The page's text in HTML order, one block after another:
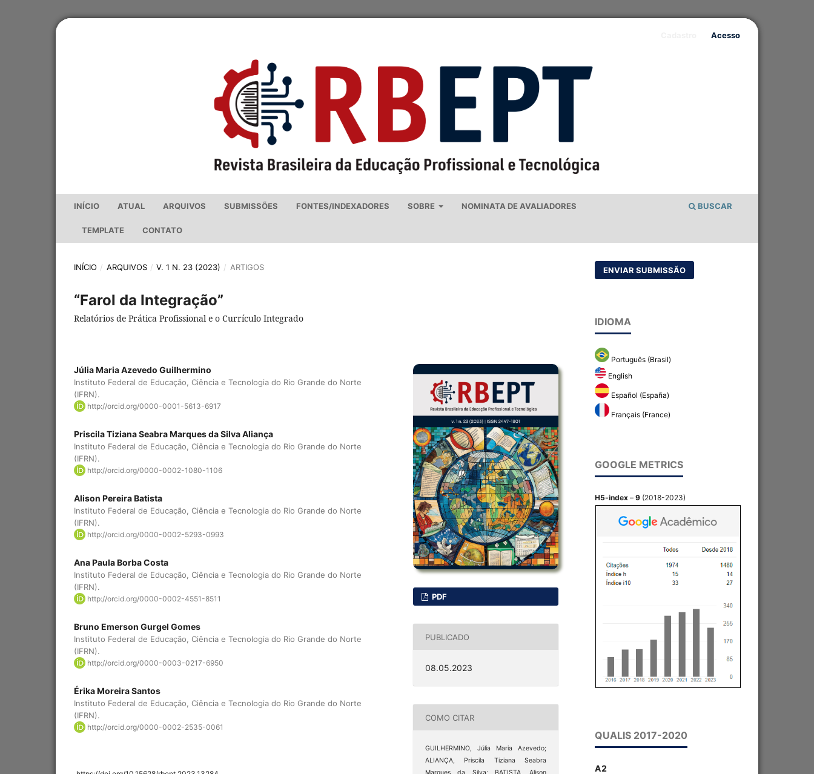
INÍCIO ATUAL ARQUIVOS SUBMISSÕES FONTES/INDEXADORES SOBRE NOMINATA DE AVALIADORES
TEMPLATE CONTATO
BUSCAR
Acesso
INÍCIO / ARQUIVOS / V. 1 N. 23 (2023) / ARTIGOS
“Farol da Integração”
Relatórios de Prática Profissional e o Currículo Integrado
Júlia Maria Azevedo Guilhermino
Instituto Federal de Educação, Ciência e Tecnologia do Rio Grande do Norte
(IFRN).
http://orcid.org/0000-0001-5613-6917
Priscila Tiziana Seabra Marques da Silva Aliança
Instituto Federal de Educação, Ciência e Tecnologia do Rio Grande do Norte
(IFRN).
http://orcid.org/0000-0002-1080-1106
Alison Pereira Batista
Instituto Federal de Educação, Ciência e Tecnologia do Rio Grande do Norte
(IFRN).
http://orcid.org/0000-0002-5293-0993
Ana Paula Borba Costa
Instituto Federal de Educação, Ciência e Tecnologia do Rio Grande do Norte
(IFRN).
http://orcid.org/0000-0002-4551-8511
Bruno Emerson Gurgel Gomes
Instituto Federal de Educação, Ciência e Tecnologia do Rio Grande do Norte
(IFRN).
http://orcid.org/0000-0003-0217-6950
Érika Moreira Santos
Instituto Federal de Educação, Ciência e Tecnologia do Rio Grande do Norte
(IFRN).
http://orcid.org/0000-0002-2535-0061
PDF
PUBLICADO
08.05.2023
COMO CITAR
GUILHERMINO, Júlia Maria Azevedo;
ALIANÇA, Priscila Tiziana Seabra
ENVIAR SUBMISSÃO
IDIOMA
Português (Brasil)
English
Español (España)
Français (France)
GOOGLE METRICS
H5-index – 9 (2018-2023)
QUALIS 2017-2020
A2